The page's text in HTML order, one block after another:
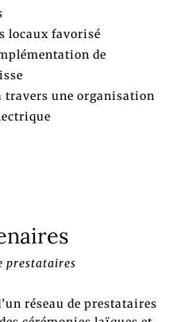
locaux favorisé
de
travers une organisation
prestataires
réseau de prestataires